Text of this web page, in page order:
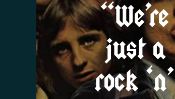
“We’re
just a
rock ‘n’